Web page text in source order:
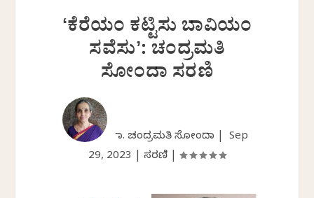
ʻಕೆರೆಯಂ ಕಟ್ಟಿಸು ಬಾವಿಯಂ
ಸವೆಸುʼ: ಚಂದ್ರಮತಿ
ಸೋಂದಾ ಸರಣಿ
ಡಾ. ಚಂದ್ರಮತಿ ಸೋಂದಾ | Sep
29, 2023
ಸರಣಿ